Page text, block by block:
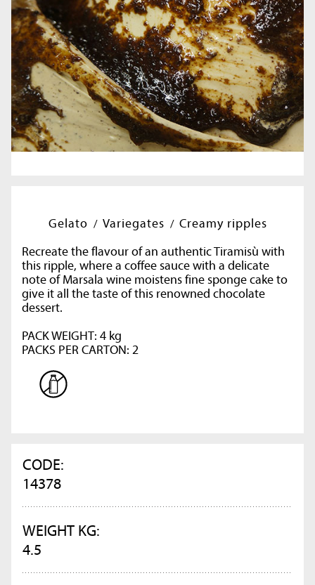
Gelato Variegates
Creamy ripples
Recreate the flavour of an authentic Tiramisù with
this ripple, where a coffee sauce with a delicate
note of Marsala wine moistens fine sponge cake to
give it all the taste of this renowned chocolate
dessert.
PACK WEIGHT: 4 kg
PACKS PER CARTON: 2
CODE:
14378
WEIGHT KG:
4.5